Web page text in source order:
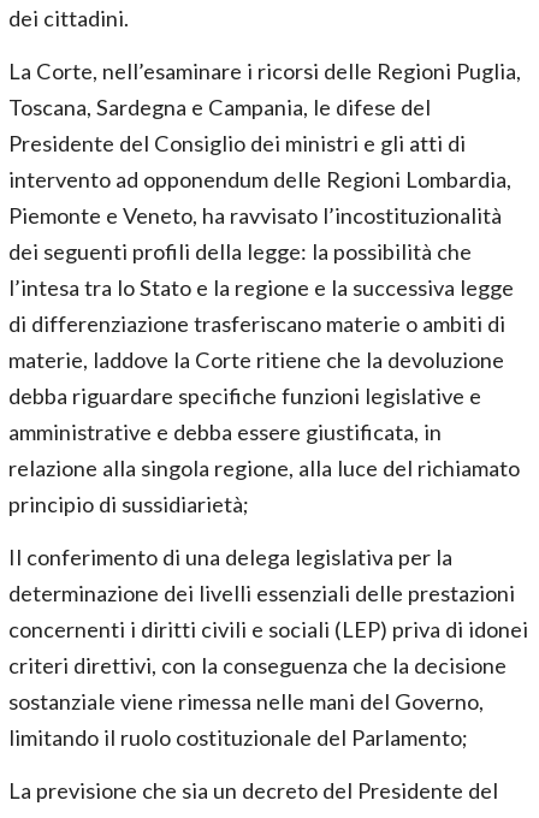
dei cittadini.
La Corte, nell’esaminare i ricorsi delle Regioni Puglia,
Toscana, Sardegna e Campania, le difese del
Presidente del Consiglio dei ministri e gli atti di
intervento ad opponendum delle Regioni Lombardia,
Piemonte e Veneto, ha ravvisato l’incostituzionalità
dei seguenti profili della legge: la possibilità che
l’intesa tra lo Stato e la regione e la successiva legge
di differenziazione trasferiscano materie o ambiti di
materie, laddove la Corte ritiene che la devoluzione
debba riguardare specifiche funzioni legislative e
amministrative e debba essere giustificata, in
relazione alla singola regione, alla luce del richiamato
principio di sussidiarietà;
Il conferimento di una delega legislativa per la
determinazione dei livelli essenziali delle prestazioni
concernenti i diritti civili e sociali (LEP) priva di idonei
criteri direttivi, con la conseguenza che la decisione
sostanziale viene rimessa nelle mani del Governo,
limitando il ruolo costituzionale del Parlamento;
La previsione che sia un decreto del Presidente del